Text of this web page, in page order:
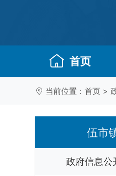
首页
当前位置： 首页 >
伍市
政府信息公